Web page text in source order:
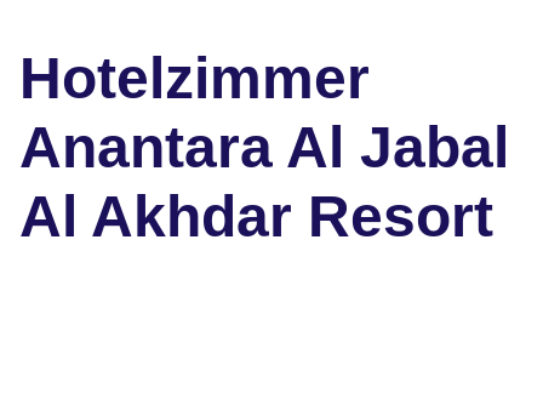
Hotelzimmer
Anantara Al Jabal
Al Akhdar Resort